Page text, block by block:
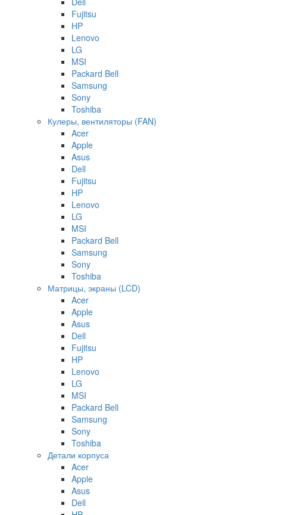
Fujitsu
HP
Lenovo
LG
MSI
Packard Bell
Samsung
Sony
Toshiba
Кулеры, вентиляторы (FAN)
Acer
Apple
Asus
Dell
Fujitsu
HP
Lenovo
LG
MSI
Packard Bell
Samsung
Sony
Toshiba
Матрицы, экраны (LCD)
Acer
Apple
Asus
Dell
Fujitsu
HP
Lenovo
LG
MSI
Packard Bell
Samsung
Sony
Toshiba
Детали корпуса
Acer
Apple
Asus
Dell